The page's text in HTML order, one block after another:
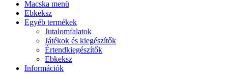
Macska menü
Ebkeksz
Egyéb termékek
Jutalomfalatok
Játékok és kiegészítők
Értendkiegészítők
Ebkeksz
Információk